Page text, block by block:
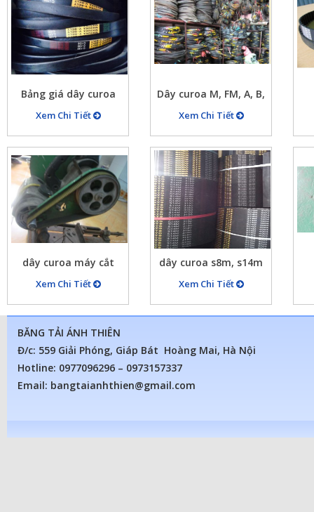
Bảng giá dây curoa
Xem Chi Tiết
Dây curoa M, FM, A, B,
C, D…
Xem Chi Tiết
dây curoa máy cắt
Xem Chi Tiết
dây curoa s8m, s14m
Xem Chi Tiết
BĂNG TẢI ÁNH THIÊN
Đ/c: 559 Giải Phóng, Giáp Bát Hoàng Mai, Hà Nội
Hotline: 0977096296 – 0973157337
Email: bangtaianhthien@gmail.com